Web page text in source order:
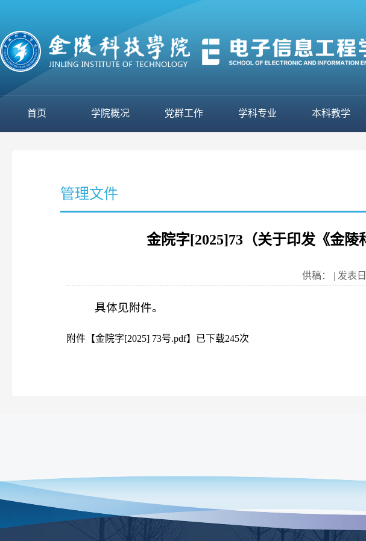
首页 学院概况 党群工作 学科专业 本科教学
管理文件
金院字[2025]73（关于印发《金陵
供稿： | 发表
具体见附件。
附件【金院字[2025] 73号.pdf】已下载245次